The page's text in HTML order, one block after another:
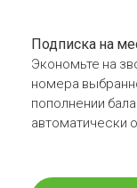
Подписка на
Экономьте на
номера
пополнении
автоматически